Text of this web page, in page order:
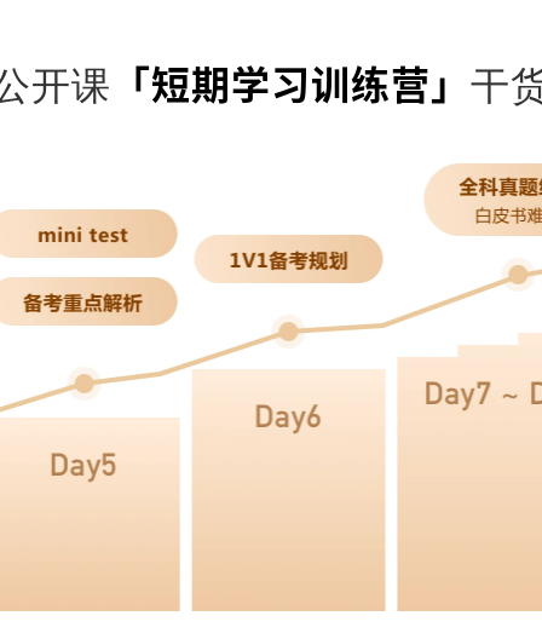
开课 「短期学习训练营」 干